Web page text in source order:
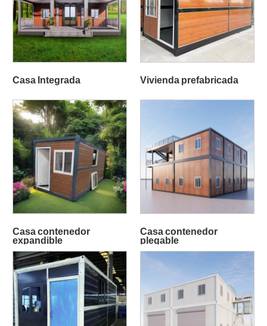
Casa Integrada Vivienda prefabricada
Casa contenedor
expandible
Casa contenedor
plegable